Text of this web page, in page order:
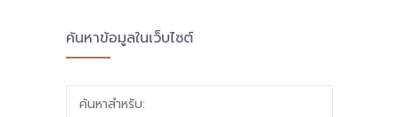
ค้นหาข้อมูลในเว็บไซต์
ค้นหาสำหรับ: